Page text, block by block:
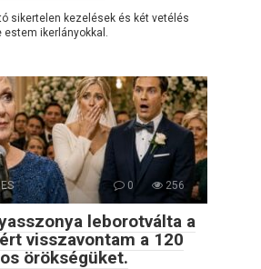
sikertelen kezelések és két vetélés
estem ikerlányokkal.
0 256
leborotválta a
visszavontam a 120
örökségüket.